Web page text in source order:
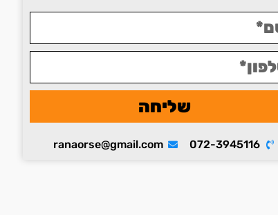
שליחה
072-3945116
ranaorse@gmail.com